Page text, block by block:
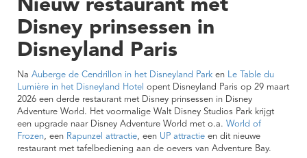
Nieuw restaurant met
Disney prinsessen in
Disneyland Paris
Na Auberge de Cendrillon in het Disneyland Park en Le Table du
Lumière in het Disneyland Hotel opent Disneyland Paris op 29 maart
2026 een derde restaurant met Disney prinsessen in Disney
Adventure World. Het voormalige Walt Disney Studios Park krijgt
een upgrade naar Disney Adventure World met o.a. World of
Frozen, een Rapunzel attractie, een UP attractie en dit nieuwe
restaurant met tafelbediening aan de oevers van Adventure Bay.